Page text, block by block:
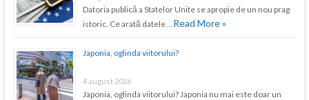
Datoria publică a Statelor Unite se apropie de un nou prag
istoric. Ce arată datele … Read More »
Japonia, oglinda viitorului?
4 august 2026
Japonia, oglinda viitorului? Japonia nu mai este doar un